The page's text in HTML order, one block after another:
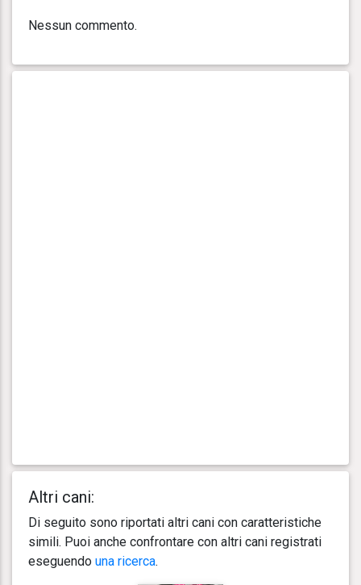
Nessun commento.
Altri cani:
Di seguito sono riportati altri cani con caratteristiche
simili. Puoi anche confrontare con altri cani registrati
eseguendo una ricerca.